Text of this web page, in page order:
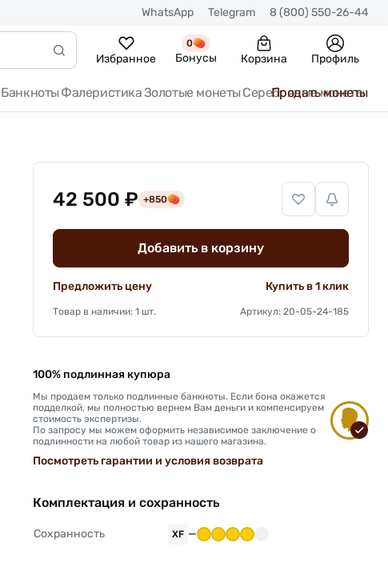
WhatsApp Telegram 8 (800) 550-26-44
Избранное
0
Бонусы Корзина Профиль
Банкноты ФалеристикаЗолотые монеты Серебряные монеты
Продать монеты
42 500 ₽ +850
Добавить в корзину
Предложить цену Купить в 1 клик
Товар в наличии: 1 шт. Артикул: 20-05-24-185
100% подлинная купюра
Мы продаем только подлинные банкноты. Если бона окажется
подделкой, мы полностью вернем Вам деньги и компенсируем
стоимость экспертизы.
По запросу мы можем оформить независимое заключение о
подлинности на любой товар из нашего магазина.
Посмотреть гарантии и условия возврата
Комплектация и сохранность
Сохранность XF —